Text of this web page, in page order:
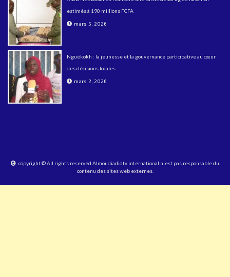
estimés à 190 millions FCFA
mars 5, 2026
Nguékokh : la jeunesse et la gouvernance participative au cœur
des décisions locales
mars 2, 2026
copyright © All rights reserved Almoudiadidtv international n'est pas responsable du
contenu des sites web externes.